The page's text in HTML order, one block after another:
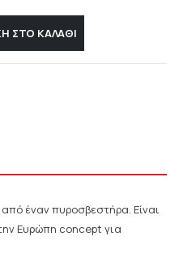
ΣΤΟ ΚΑΛΆΘΙ
έναν πυροσβεστήρα. Είναι
Ευρώπη concept για